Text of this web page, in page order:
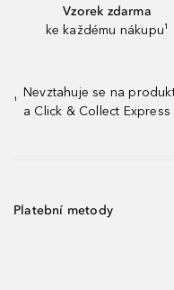
Vzorek zdarma
ke každému nákupu¹
¹
Nevztahuje se na
a Click & Collect
Platební metody